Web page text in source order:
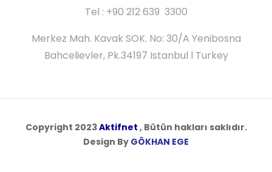
Tel : +90 212 639 3300
Merkez Mah. Kavak SOK. No: 30/A Yenibosna
Bahcelievler, Pk.34197 Istanbul l Turkey
Copyright 2023Aktifnet , Bütün hakları saklıdır.
Design By GÖKHAN EGE